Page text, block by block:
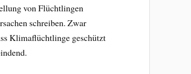
von Flüchtlingen
schreiben. Zwar
Klimaflüchtlinge geschützt